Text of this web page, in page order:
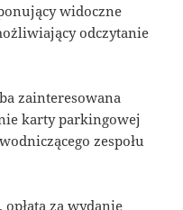
widoczne
odczytanie
zainteresowana
karty parkingowej
zespołu
opłata za wydanie